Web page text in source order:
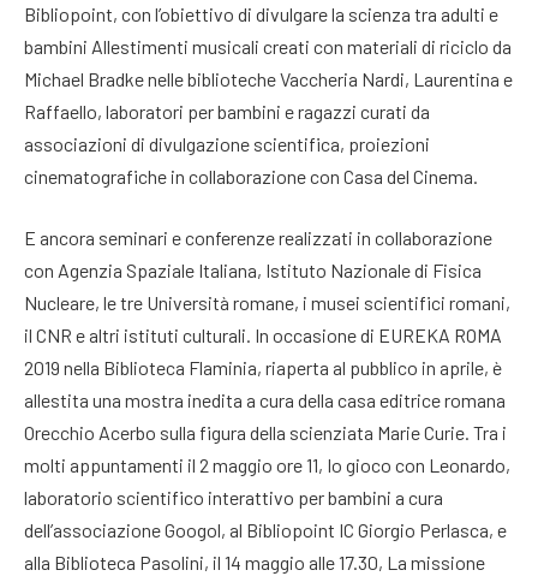
Bibliopoint, con l’obiettivo di divulgare la scienza tra adulti e
bambini Allestimenti musicali creati con materiali di riciclo da
Michael Bradke nelle biblioteche Vaccheria Nardi, Laurentina e
Raffaello, laboratori per bambini e ragazzi curati da
associazioni di divulgazione scientifica, proiezioni
cinematografiche in collaborazione con Casa del Cinema.
E ancora seminari e conferenze realizzati in collaborazione
con Agenzia Spaziale Italiana, Istituto Nazionale di Fisica
Nucleare, le tre Università romane, i musei scientifici romani,
il CNR e altri istituti culturali. In occasione di EUREKA ROMA
2019 nella Biblioteca Flaminia, riaperta al pubblico in aprile, è
allestita una mostra inedita a cura della casa editrice romana
Orecchio Acerbo sulla figura della scienziata Marie Curie. Tra i
molti appuntamenti il 2 maggio ore 11, Io gioco con Leonardo,
laboratorio scientifico interattivo per bambini a cura
dell’associazione Googol, al Bibliopoint IC Giorgio Perlasca, e
alla Biblioteca Pasolini, il 14 maggio alle 17.30, La missione